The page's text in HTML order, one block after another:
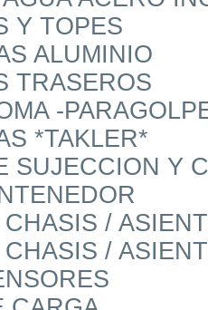
Y TOPES
ALUMINIO
TRASEROS
-
*TAKLER*
SUJECCION Y
/
/